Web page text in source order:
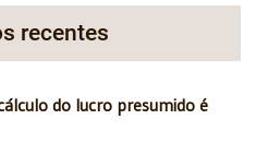
recentes
do lucro presumido é